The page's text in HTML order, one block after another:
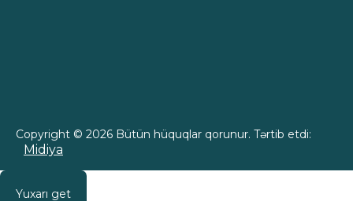
Copyright © 2026 Bütün hüquqlar qorunur. Tərtib etdi:
Midiya
Yuxarı get